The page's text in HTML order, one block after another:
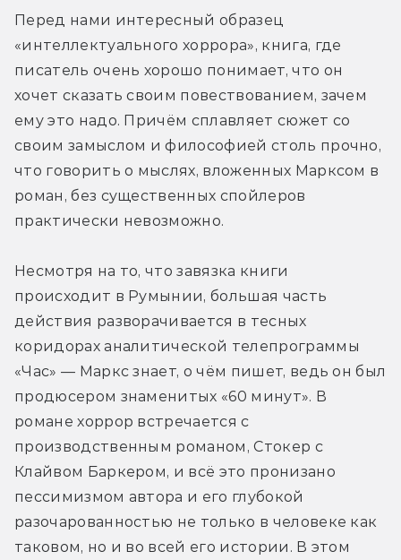
Перед нами интересный образец
«интеллектуального хоррора», книга, где
писатель очень хорошо понимает, что он
хочет сказать своим повествованием, зачем
ему это надо. Причём сплавляет сюжет со
своим замыслом и философией столь прочно,
что говорить о мыслях, вложенных Марксом в
роман, без существенных спойлеров
практически невозможно.
Несмотря на то, что завязка книги
происходит в Румынии, большая часть
действия разворачивается в тесных
коридорах аналитической телепрограммы
«Час» — Маркс знает, о чём пишет, ведь он был
продюсером знаменитых «60 минут». В
романе хоррор встречается с
производственным романом, Стокер с
Клайвом Баркером, и всё это пронизано
пессимизмом автора и его глубокой
разочарованностью не только в человеке как
таковом, но и во всей его истории. В этом